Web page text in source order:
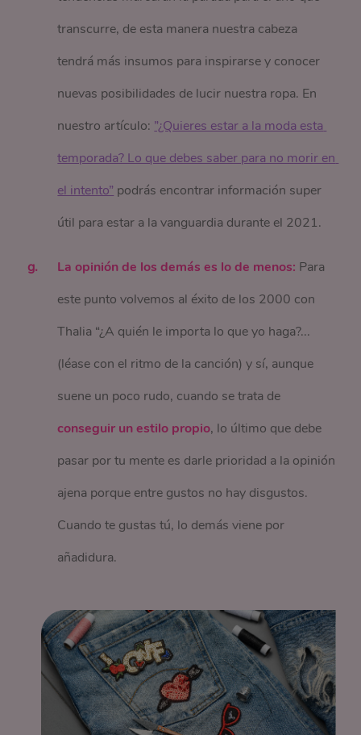
transcurre, de esta manera nuestra cabeza
tendrá más insumos para inspirarse y conocer
nuevas posibilidades de lucir nuestra ropa. En
nuestro artículo: ”¿Quieres estar a la moda esta
temporada? Lo que debes saber para no morir en
el intento” podrás encontrar información super
útil para estar a la vanguardia durante el 2021.
La opinión de los demás es lo de menos: Para
este punto volvemos al éxito de los 2000 con
Thalia “¿A quién le importa lo que yo haga?...
(léase con el ritmo de la canción) y sí, aunque
suene un poco rudo, cuando se trata de
conseguir un estilo propio, lo último que debe
pasar por tu mente es darle prioridad a la opinión
ajena porque entre gustos no hay disgustos.
Cuando te gustas tú, lo demás viene por
añadidura.